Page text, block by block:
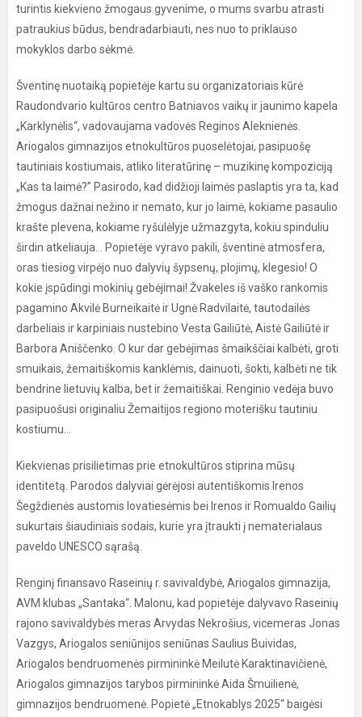
turintis kiekvieno žmogaus gyvenime, o mums svarbu atrasti
patraukius būdus, bendradarbiauti, nes nuo to priklauso
mokyklos darbo sėkmė.
Šventinę nuotaiką popietėje kartu su organizatoriais kūrė
Raudondvario kultūros centro Batniavos vaikų ir jaunimo kapela
„Karklynėlis“, vadovaujama vadovės Reginos Aleknienės.
Ariogalos gimnazijos etnokultūros puoselėtojai, pasipuošę
tautiniais kostiumais, atliko literatūrinę – muzikinę kompoziciją
„Kas ta laimė?” Pasirodo, kad didžioji laimės paslaptis yra ta, kad
žmogus dažnai nežino ir nemato, kur jo laimė, kokiame pasaulio
krašte plevena, kokiame ryšulėlyje užmazgyta, kokiu spinduliu
širdin atkeliauja... Popietėje vyravo pakili, šventinė atmosfera,
oras tiesiog virpėjo nuo dalyvių šypsenų, plojimų, klegesio! O
kokie įspūdingi mokinių gebėjimai! Žvakeles iš vaško rankomis
pagamino Akvilė Burneikaitė ir Ugnė Radvilaitė, tautodailės
darbeliais ir karpiniais nustebino Vesta Gailiūtė, Aistė Gailiūtė ir
Barbora Aniščenko. O kur dar gebėjimas šmaikščiai kalbėti, groti
smuikais, žemaitiškomis kanklėmis, dainuoti, šokti, kalbėti ne tik
bendrine lietuvių kalba, bet ir žemaitiškai. Renginio vedėja buvo
pasipuošusi originaliu Žemaitijos regiono moterišku tautiniu
kostiumu...
Kiekvienas prisilietimas prie etnokultūros stiprina mūsų
identitetą. Parodos dalyviai gėrėjosi autentiškomis Irenos
Šegždienės austomis lovatiesėmis bei Irenos ir Romualdo Gailių
sukurtais šiaudiniais sodais, kurie yra įtraukti į nematerialaus
paveldo UNESCO sąrašą.
Renginį finansavo Raseinių r. savivaldybė, Ariogalos gimnazija,
AVM klubas „Santaka“. Malonu, kad popietėje dalyvavo Raseinių
rajono savivaldybės meras Arvydas Nekrošius, vicemeras Jonas
Vazgys, Ariogalos seniūnijos seniūnas Saulius Buividas,
Ariogalos bendruomenės pirmininkė Meilutė Karaktinavičienė,
Ariogalos gimnazijos tarybos pirmininkė Aida Šmuilienė,
gimnazijos bendruomenė. Popietė „Etnokablys 2025“ baigėsi